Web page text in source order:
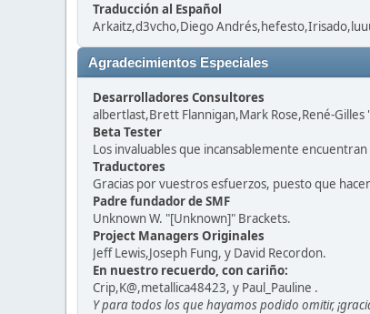
Traducción al Español
Arkaitz,d3vcho,Diego
Agradecimientos Especiales
Desarrolladores Consultores
albertlast,Brett Flannigan,Mark Rose,René-
Beta Tester
Los invaluables que incansablemente
Traductores
Gracias por vuestros esfuerzos, puesto que
Padre fundador de SMF
Unknown W. "[Unknown]" Brackets.
Project Managers Originales
Jeff Lewis,Joseph Fung, y David Recordon.
En nuestro recuerdo, con cariño:
Crip,K@,metallica48423, y Paul_Pauline .
Y para todos los que hayamos podido omitir,